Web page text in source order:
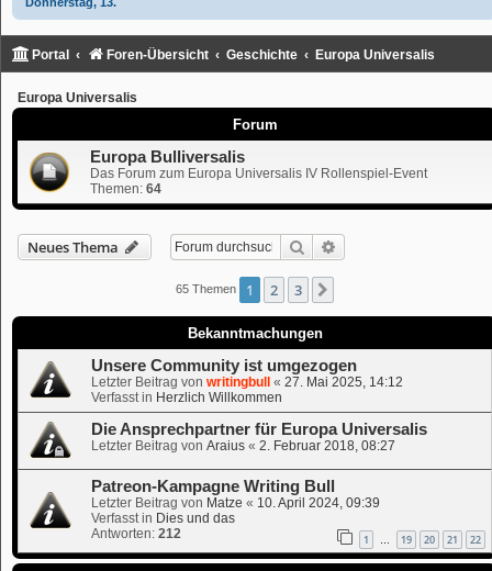
Portal Foren-Übersicht Geschichte Europa Universalis
Europa Universalis
Forum
Europa Bulliversalis
Das Forum zum Europa Universalis IV Rollenspiel-Event
Themen: 64
Neues Thema Suche
65 Themen 1 2 3
Bekanntmachungen
Unsere Community ist umgezogen
Letzter Beitrag von writingbull « 27. Mai 2025, 14:12
Verfasst in Herzlich Willkommen
Die Ansprechpartner für Europa Universalis
Letzter Beitrag von Araius « 2. Februar 2018, 08:27
Patreon-Kampagne Writing Bull
Letzter Beitrag von Matze « 10. April 2024, 09:39
Verfasst in Dies und das
Antworten: 212 1 … 19 20 21 22